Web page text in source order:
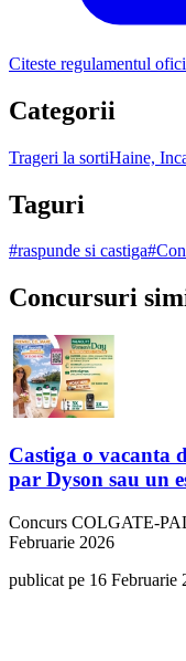
Citeste regulamentul
Categorii
Trageri la sortiHaine,
Taguri
#raspunde si castiga#
Concursuri
Castiga o vacanta
par Dyson sau un
Concurs COLGATE-
Februarie 2026
publicat pe 16 Februarie